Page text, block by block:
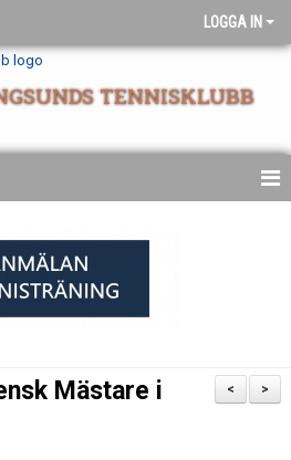
LOGGA IN
TENNISKLUBB
>
<
Mästare i